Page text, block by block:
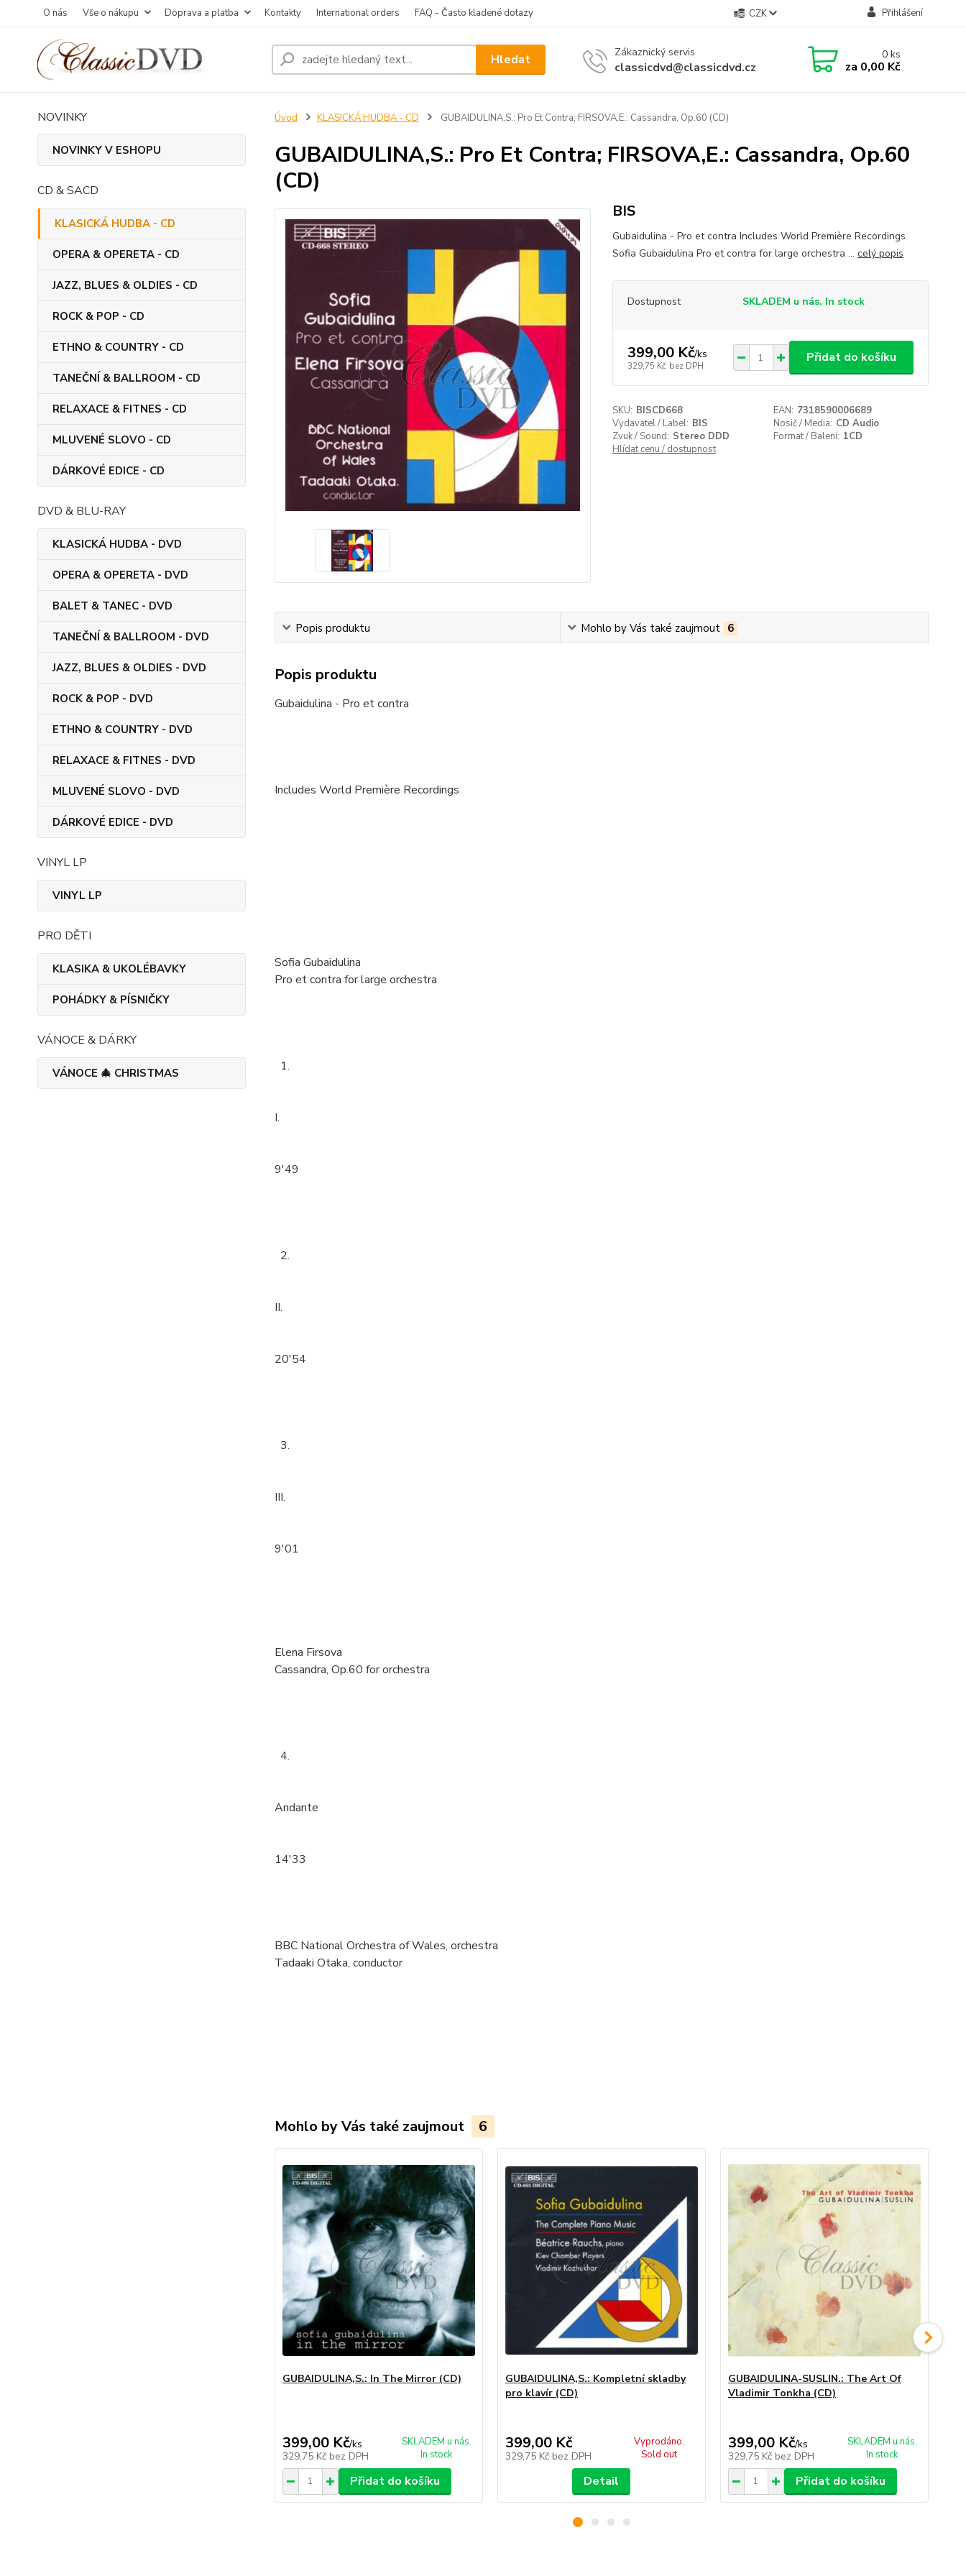
O nás Vše o nákupu Doprava a platba Kontakty International orders FAQ - Často kladené dotazy CZK Přihlášení
Hledat Zákaznický servis
classicdvd@classicdvd.cz
0ks
za 0,00 Kč
NOVINKY
NOVINKY V ESHOPU
CD & SACD
KLASICKÁ HUDBA - CD
OPERA & OPERETA - CD
JAZZ, BLUES & OLDIES - CD
ROCK & POP - CD
ETHNO & COUNTRY - CD
TANEČNÍ & BALLROOM - CD
RELAXACE & FITNES - CD
MLUVENÉ SLOVO - CD
DÁRKOVÉ EDICE - CD
DVD & BLU-RAY
KLASICKÁ HUDBA - DVD
OPERA & OPERETA - DVD
BALET & TANEC - DVD
TANEČNÍ & BALLROOM - DVD
JAZZ, BLUES & OLDIES - DVD
ROCK & POP - DVD
ETHNO & COUNTRY - DVD
RELAXACE & FITNES - DVD
MLUVENÉ SLOVO - DVD
DÁRKOVÉ EDICE - DVD
VINYL LP
VINYL LP
PRO DĚTI
KLASIKA & UKOLÉBAVKY
POHÁDKY & PÍSNIČKY
VÁNOCE & DÁRKY
VÁNOCE 🎄 CHRISTMAS
Úvod KLASICKÁ HUDBA - CD GUBAIDULINA,S.: Pro Et Contra; FIRSOVA,E.: Cassandra, Op.60 (CD)
GUBAIDULINA,S.: Pro Et Contra; FIRSOVA,E.: Cassandra, Op.60
(CD)
BIS
Gubaidulina - Pro et contra Includes World Première Recordings
Sofia Gubaidulina Pro et contra for large orchestra ... celý popis
Dostupnost SKLADEM u nás. In stock
399,00 Kč/ks
329,75 Kč bez DPH
Přidat do košíku
SKU: BISCD668 EAN: 7318590006689
Vydavatel / Label: BIS Nosič / Media: CD Audio
Zvuk / Sound: Stereo DDD Format / Balení: 1CD
Hlídat cenu / dostupnost
Popis produktu Mohlo by Vás také zaujmout 6
Popis produktu
Gubaidulina - Pro et contra
Includes World Première Recordings
Sofia Gubaidulina
Pro et contra for large orchestra
1.
I.
9'49
2.
II.
20'54
3.
III.
9'01
Elena Firsova
Cassandra, Op.60 for orchestra
4.
Andante
14'33
BBC National Orchestra of Wales, orchestra
Tadaaki Otaka, conductor
Mohlo by Vás také zaujmout 6
GUBAIDULINA,S.: In The Mirror (CD)
399,00 Kč/ks
329,75 Kč bez DPH
SKLADEM u nás.
In stock
Přidat do košíku
GUBAIDULINA,S.: Kompletní skladby
pro klavír (CD)
399,00 Kč
329,75 Kč bez DPH
Vyprodáno.
Sold out
Detail
GUBAIDULINA-SUSLIN.: The Art Of
Vladimir Tonkha (CD)
399,00 Kč/ks
329,75 Kč bez DPH
SKLADEM u nás.
In stock
Přidat do košíku